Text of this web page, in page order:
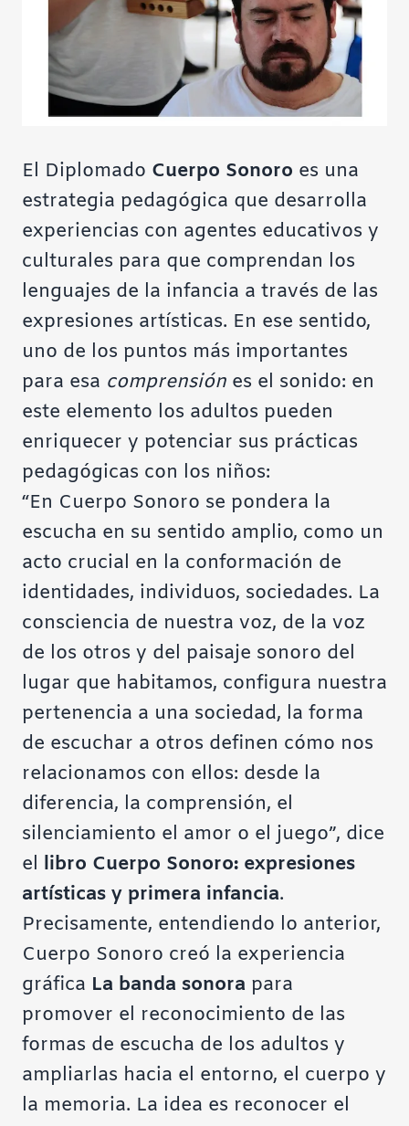
El Diplomado Cuerpo Sonoro es una
estrategia pedagógica que desarrolla
experiencias con agentes educativos y
culturales para que comprendan los
lenguajes de la infancia a través de las
expresiones artísticas. En ese sentido,
uno de los puntos más importantes
para esa comprensión es el sonido: en
este elemento los adultos pueden
enriquecer y potenciar sus prácticas
pedagógicas con los niños:
“En Cuerpo Sonoro se pondera la
escucha en su sentido amplio, como un
acto crucial en la conformación de
identidades, individuos, sociedades. La
consciencia de nuestra voz, de la voz
de los otros y del paisaje sonoro del
lugar que habitamos, configura nuestra
pertenencia a una sociedad, la forma
de escuchar a otros definen cómo nos
relacionamos con ellos: desde la
diferencia, la comprensión, el
silenciamiento el amor o el juego”, dice
el libro Cuerpo Sonoro: expresiones
artísticas y primera infancia.
Precisamente, entendiendo lo anterior,
Cuerpo Sonoro creó la experiencia
gráfica La banda sonora para
promover el reconocimiento de las
formas de escucha de los adultos y
ampliarlas hacia el entorno, el cuerpo y
la memoria. La idea es reconocer el
Subrayar enlaces
Fuente legible